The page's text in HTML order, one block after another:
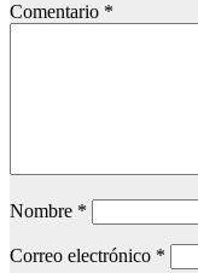
Comentario *
Nombre *
Correo electrónico *